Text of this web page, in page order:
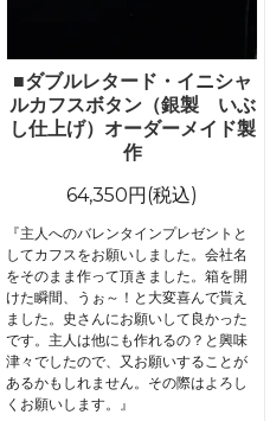
■ダブルレタード・イニシャ
ルカフスボタン（銀製 いぶ
し仕上げ）オーダーメイド製
作
64,350円(税込)
『主人へのバレンタインプレゼントと
してカフスをお願いしました。会社名
をそのまま作って頂きました。箱を開
けた瞬間、うぉ～！と大変喜んで貰え
ました。史さんにお願いして良かった
です。主人は他にも作れるの？と興味
津々でしたので、又お願いすることが
あるかもしれません。その際はよろし
くお願いします。』